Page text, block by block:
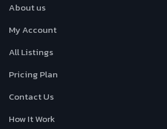
About us
My Account
All Listings
Pricing Plan
Contact Us
How It Work